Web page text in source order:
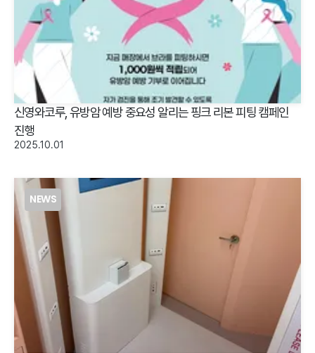
신영와코루, 유방암 예방 중요성 알리는 핑크 리본 피팅 캠페인
진행
2025.10.01
NEWS